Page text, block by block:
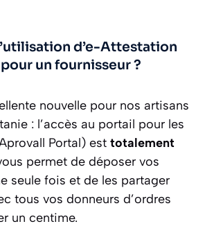
d’e-Attestation
un fournisseur ?
nouvelle pour nos artisans
: l’accès au portail pour les
Portal) est totalement
permet de déposer vos
seule fois et de les partager
tous vos donneurs d’ordres
un centime.